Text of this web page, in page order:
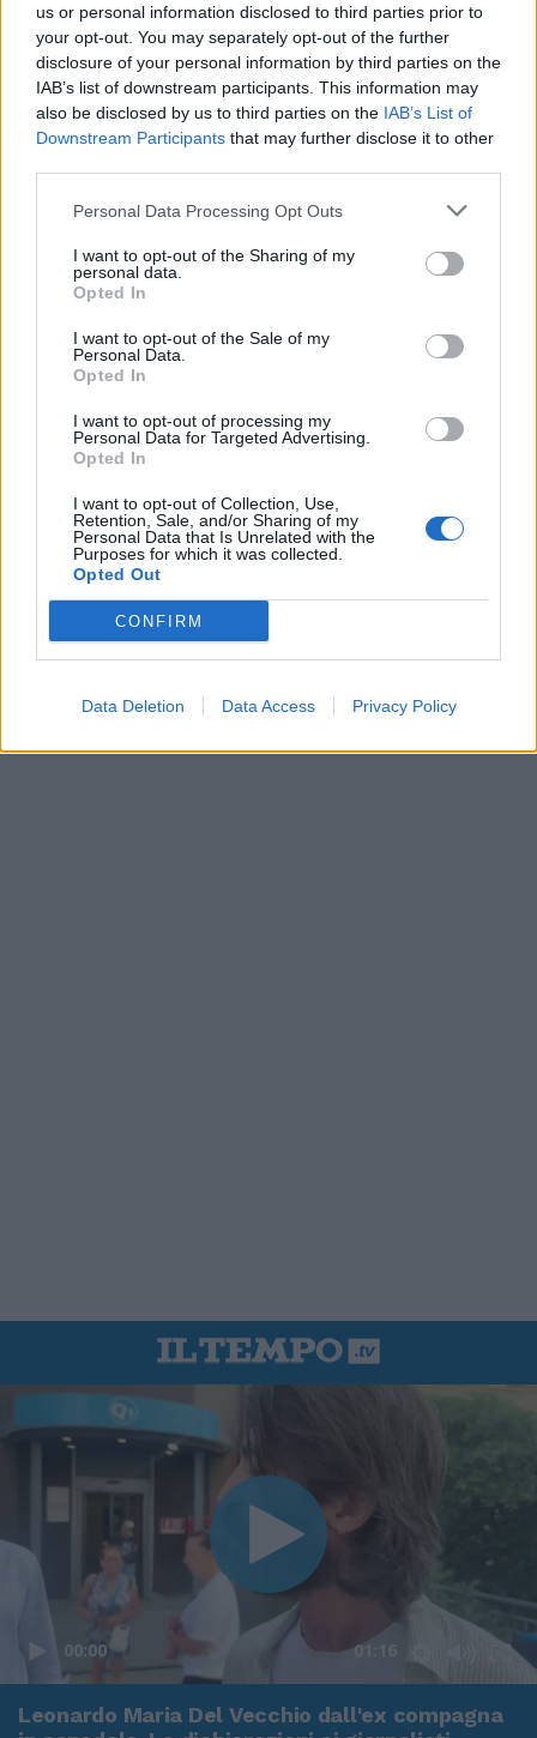
us or personal information disclosed to third parties prior to
your opt-out. You may separately opt-out of the further
disclosure of your personal information by third parties on the
IAB’s list of downstream participants. This information may
also be disclosed by us to third parties on the IAB’s List of
Downstream Participants that may further disclose it to other
Personal Data Processing Opt Outs
I want to opt-out of the Sharing of my
personal data.
Opted In
I want to opt-out of the Sale of my
Personal Data.
Opted In
I want to opt-out of processing my
Personal Data for Targeted Advertising.
Opted In
I want to opt-out of Collection, Use,
Retention, Sale, and/or Sharing of my
Personal Data that Is Unrelated with the
Purposes for which it was collected.
Opted Out
CONFIRM
Data Deletion Data Access Privacy Policy
In evidenza
00:00 01:16
Leonardo Maria Del Vecchio dall'ex compagna